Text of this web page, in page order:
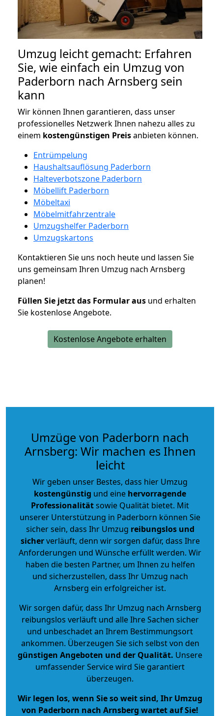
Umzug leicht gemacht: Erfahren
Sie, wie einfach ein Umzug von
Paderborn nach Arnsberg sein
kann
Wir können Ihnen garantieren, dass unser
professionelles Netzwerk Ihnen nahezu alles zu
einem kostengünstigen Preisanbieten können.
Entrümpelung
Haushaltsauflösung Paderborn
Halteverbotszone Paderborn
Möbellift Paderborn
Möbeltaxi
Möbelmitfahrzentrale
Umzugshelfer Paderborn
Umzugskartons
Kontaktieren Sie uns noch heute und lassen Sie
uns gemeinsam Ihren Umzug nach Arnsberg
planen!
Füllen Sie jetzt das Formular aus und erhalten
Sie kostenlose Angebote.
Kostenlose Angebote erhalten
Umzüge von Paderborn nach
Arnsberg: Wir machen es Ihnen
leicht
Wir geben unser Bestes, dass hier Umzug
kostengünstig und eine hervorragende
Professionalitätsowie Qualität bietet. Mit
unserer Unterstützung in Paderborn können Sie
sicher sein, dass Ihr Umzug reibungslos und
sicherverläuft, denn wir sorgen dafür, dass Ihre
Anforderungen und Wünsche erfüllt werden. Wir
haben die besten Partner, um Ihnen zu helfen
und sicherzustellen, dass Ihr Umzug nach
Arnsberg ein erfolgreicher ist.
Wir sorgen dafür, dass Ihr Umzug nach Arnsberg
reibungslos verläuft und alle Ihre Sachen sicher
und unbeschadet an Ihrem Bestimmungsort
ankommen. Überzeugen Sie sich selbst von den
günstigen Angeboten und der Qualität. Unsere
umfassender Service wird Sie garantiert
überzeugen.
Wir legen los, wenn Sie so weit sind, Ihr Umzug
von Paderborn nach Arnsberg wartet auf Sie!